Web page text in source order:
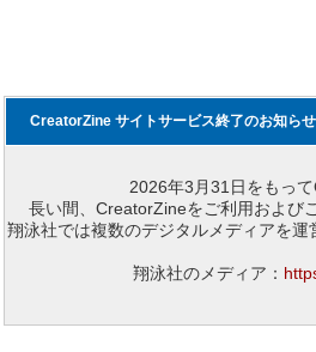
CreatorZine サイトサービス終了のお知らせ
2026年3月31日をもっ
長い間、CreatorZineをご利用および
翔泳社では複数のデジタルメディアを運
翔泳社のメディア：